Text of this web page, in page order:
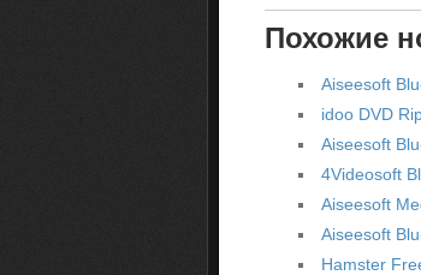
Похожие
Aiseesoft
idoo DVD
Aiseesoft
4Videosoft
Aiseesoft
Aiseesoft
Hamster